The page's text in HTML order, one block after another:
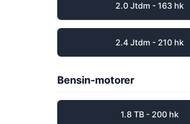
2.0 Jtdm - 163 hk
2.4 Jtdm - 210 hk
Bensin-motorer
1.8 TB - 200 hk